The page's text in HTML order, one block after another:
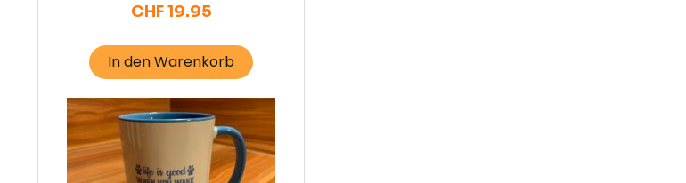
CHF19.95
In den Warenkorb